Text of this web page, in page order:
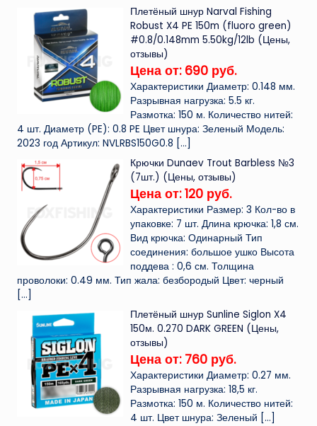
Плетёный шнур Narval Fishing
Robust X4 PE 150m (fluoro green)
#0.8/0.148mm 5.50kg/12lb (Цены,
отзывы)
Цена от: 690 руб.
Характеристики Диаметр: 0.148 мм.
Разрывная нагрузка: 5.5 кг.
Размотка: 150 м. Количество нитей:
4 шт. Диаметр (PE): 0.8 PE Цвет шнура: Зеленый Модель:
2023 год Артикул: NVLRBS150G0.8 […]
Крючки Dunaev Trout Barbless №3
(7шт.) (Цены, отзывы)
Цена от: 120 руб.
Характеристики Размер: 3 Кол-во в
упаковке: 7 шт. Длина крючка: 1,8 см.
Вид крючка: Одинарный Тип
соединения: большое ушко Высота
поддева : 0,6 см. Толщина
проволоки: 0.49 мм. Тип жала: безбородый Цвет: черный
[…]
Плетёный шнур Sunline Siglon X4
150м. 0.270 DARK GREEN (Цены,
отзывы)
Цена от: 760 руб.
Характеристики Диаметр: 0.27 мм.
Разрывная нагрузка: 18,5 кг.
Размотка: 150 м. Количество нитей:
4 шт. Цвет шнура: Зеленый […]